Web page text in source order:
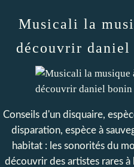
Musicali la
découvrir daniel
Conseils d'un disquaire,
disparation, espèce à
habitat : les sonorités du
découvrir des artistes rares à